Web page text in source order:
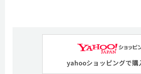
yahooショッピングで購